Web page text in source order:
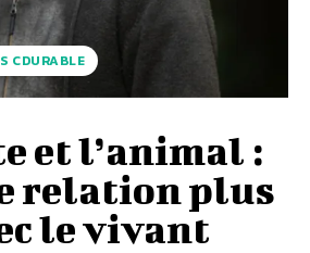
CDURABLE
et l’animal :
relation plus
le vivant